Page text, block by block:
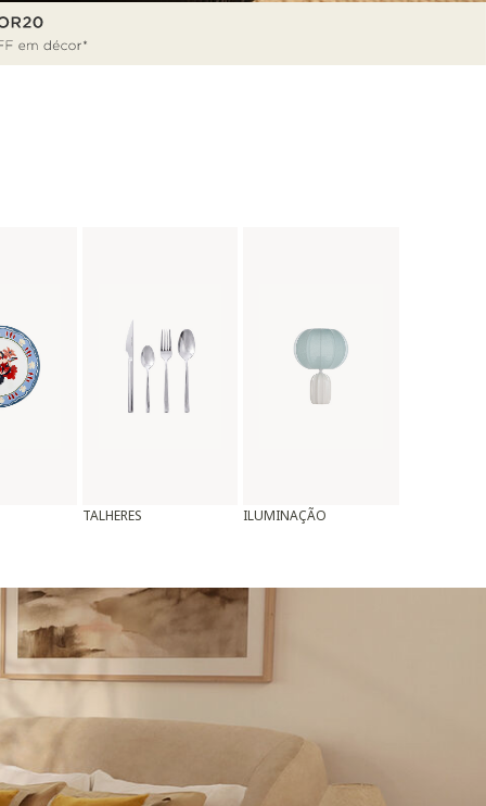
TALHERES ILUMINAÇÃO